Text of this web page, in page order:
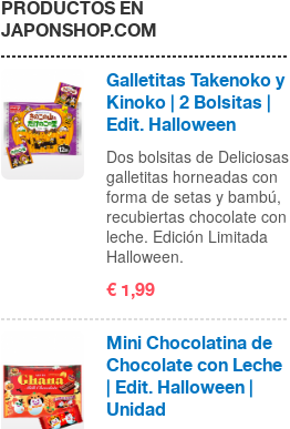
PRODUCTOS EN
JAPONSHOP.COM
Galletitas Takenoko y
Kinoko | 2 Bolsitas |
Edit. Halloween
Dos bolsitas de Deliciosas
galletitas horneadas con
forma de setas y bambú,
recubiertas chocolate con
leche. Edición Limitada
Halloween.
€ 1,99
Mini Chocolatina de
Chocolate con Leche
| Edit. Halloween |
Unidad